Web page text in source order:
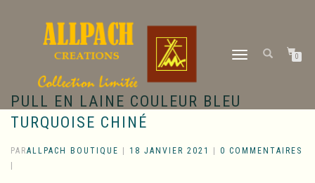
DÉPLIER
0
PULL EN LAINE COULEUR BLEU
TURQUOISE CHINÉ
PARALLPACH BOUTIQUE 18 JANVIER 2021
0 COMMENTAIRES